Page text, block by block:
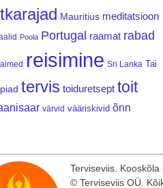
Mauritius meditatsioon
Poola Portugal raamat rabad
reisimine Sri Lanka Tai
tervis toiduretsept toit
värvid vääriskivid õnn
Terviseviis. Kooskõla
© Terviseviis OÜ.